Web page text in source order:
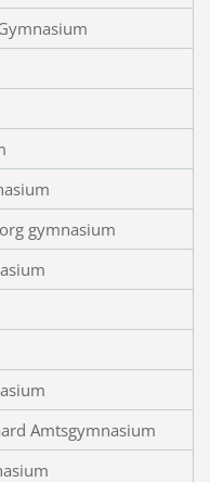
gymnasium
Amtsgymnasium